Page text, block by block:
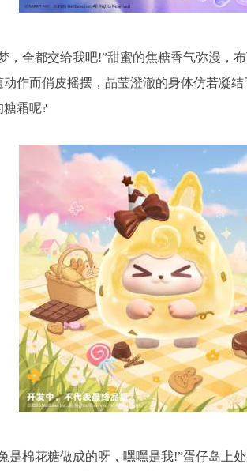
，全都交给我吧!”甜蜜的焦糖香气弥漫，
动作而俏皮摇摆，晶莹澄澈的身体仿若凝
糖霜呢?
是棉花糖做成的呀，嘿嘿是我!”蛋仔岛上